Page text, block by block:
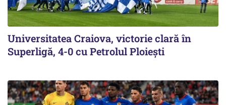
Universitatea Craiova, victorie clară în
Superligă, 4-0 cu Petrolul Ploieşti